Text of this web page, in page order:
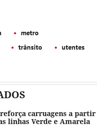
metro
trânsito
utentes
carruagens a partir
linhas Verde e Amarela